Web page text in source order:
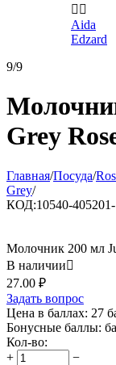
 
Aida
Edzard
9/9
Grey
Главная/Посуда/
Grey/
КОД:10540-
Молочник 200 мл
В наличии
27.00 ₽
Задать вопрос
Цена в баллах: 27
Бонусные баллы:
Кол-во:
+
−